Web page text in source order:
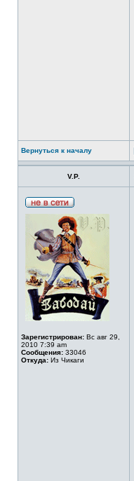
Вернуться к началу
V.P.
Зарегистрирован: Вс авг 29,
2010 7:39 am
Сообщения: 33046
Откуда: Из Чикаги